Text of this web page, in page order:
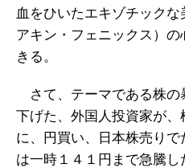
血をひいたエキゾチック
アキン・フェニックス）
きる。
さて、テーマである株の
下げた、外国人投資家が
に、円買い、日本株売り
は一時１４１円まで急騰し